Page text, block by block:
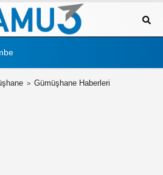
Gümüşhane Haberleri